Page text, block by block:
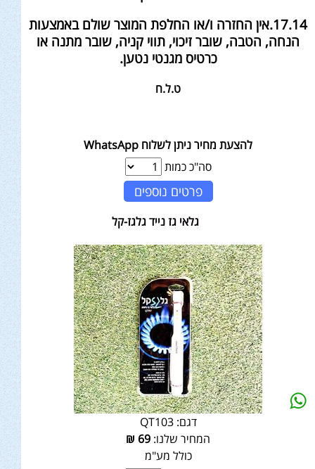
17.14.אין החזרה ו/או החלפת המוצר שולם באמצעות
הנחה, הטבה, שובר זיכוי, תווי קניה, שובר מתנה או
כרטיס מגנטי נטען.
ט.ל.ח
להצעת מחיר ניתן לשלוח WhatsApp
סה"כ כמות
פרטים נוספים
גלאי גז נייד גלגז-קל
דגם: QT103
המחיר שלנו: 69
₪
כולל מע"מ